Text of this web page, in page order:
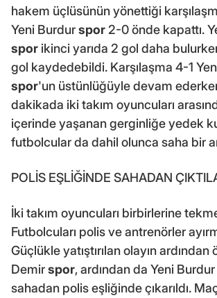
hakem üçlüsünün yönettiği
Yeni Burdurspor 2-0 önde kapattı.
spor ikinci yarıda 2 gol daha
gol kaydedebildi. Karşılaşma 4-1
spor'un üstünlüğüyle devam
dakikada iki takım oyuncuları
içerinde yaşanan gerginliğe yedek
futbolcular da dahil olunca saha bir
POLİS EŞLİĞİNDE SAHADAN
İki takım oyuncuları birbirlerine
Futbolcuları polis ve antrenörler
Güçlükle yatıştırılan olayın
Demirspor, ardından da Yeni Burdur
sahadan polis eşliğinde çıkarıldı.